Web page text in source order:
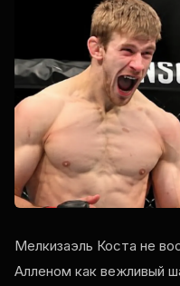
Мелкизаэль Коста не
Алленом как вежливый